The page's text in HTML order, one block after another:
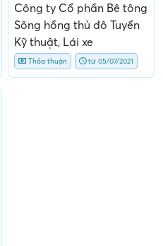
Công ty Cổ phần Bê tông
Sông hồng thủ đô Tuyển
Kỹ thuật, Lái xe
Thỏa thuận từ 05/07/2021